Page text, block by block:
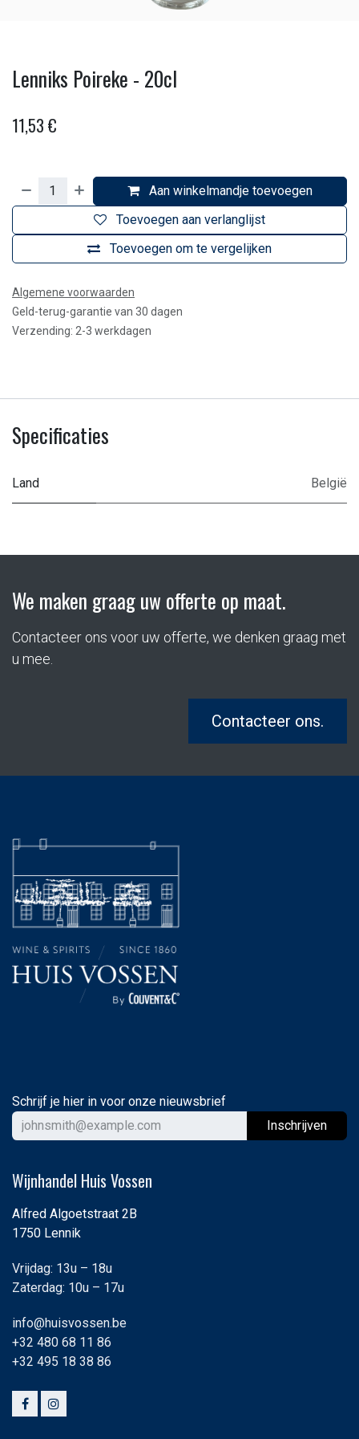
Lenniks Poireke - 20cl
11,53 €
Aan winkelmandje toevoegen
Toevoegen om te vergelijken
Toevoegen aan verlanglijst
Algemene voorwaarden
Geld-terug-garantie van 30 dagen
Verzending: 2-3 werkdagen
Specificaties
Land België
We maken graag uw offerte op maat.
Contacteer ons voor uw offerte, we denken graag met
u mee.
Contacteer ons.
Schrijf je hier in voor onze nieuwsbrief
Inschrijven
Wijnhandel Huis Vossen
Alfred Algoetstraat 2B
1750 Lennik
Vrijdag: 13u – 18u
Zaterdag: 10u – 17u
info@huisvossen.be
+32 480 68 11 86
+32 495 18 38 86